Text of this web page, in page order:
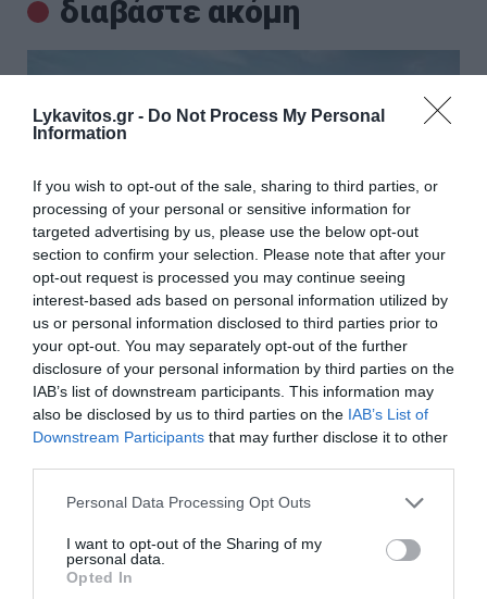
Lykavitos.gr - Do Not Process My Personal
Information
If you wish to opt-out of the sale, sharing to third parties, or
processing of your personal or sensitive information for
targeted advertising by us, please use the below opt-out
section to confirm your selection. Please note that after your
opt-out request is processed you may continue seeing
interest-based ads based on personal information utilized by
us or personal information disclosed to third parties prior to
your opt-out. You may separately opt-out of the further
disclosure of your personal information by third parties on the
IAB’s list of downstream participants. This information may
also be disclosed by us to third parties on the IAB’s List of
Downstream Participants that may further disclose it to other
Please note that this website/app uses one or more Google
not limited to your visit or usage behaviour. You may click to
grant or deny consent to Google and its third-party tags to
use your data for below specified purposes in below Google
Personal Data Processing Opt Outs
I want to opt-out of the Sharing of my
personal data.
Opted In
διαβάστε ακόμη
Η νέα Mercedes-Benz GLB:
επαναπροσδιορίζει την οικογενειακή
κινητικότητα με έμφαση στην πολυτέλεια,
στην πρακτικότητα και στην ασφάλεια
Τώρα με όφελος €2.000 για περιορισμένο αριθμό
πιο ολοκληρωμένο τρόπο τον οικογενειακό χαρακτήρα
της Mercedes-Benz στην κ...